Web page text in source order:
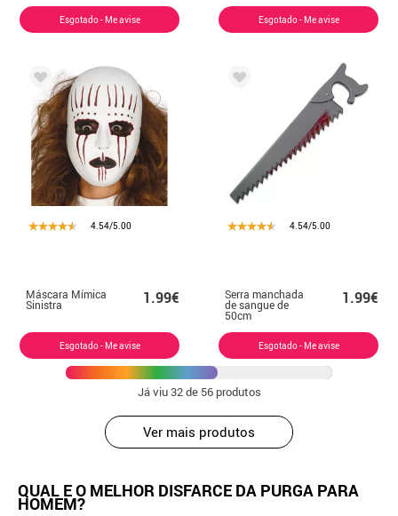
Esgotado - Me avise Esgotado - Me avise
4.54/5.00
Máscara Mímica
Sinistra 1.99€
Esgotado - Me avise
4.54/5.00
Serra manchada
de sangue de
50cm
1.99€
Esgotado - Me avise
Já viu32de 56 produtos
Ver mais produtos
QUAL E O MELHOR DISFARCE DA PURGA PARA
HOMEM?